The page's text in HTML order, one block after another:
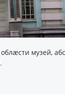
музей,